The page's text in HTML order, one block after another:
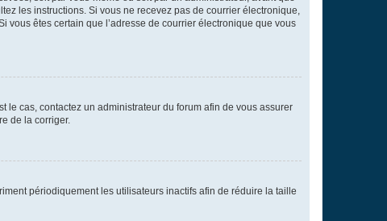
les instructions. Si vous ne recevez pas de courrier électronique,
êtes certain que l’adresse de courrier électronique que vous
le cas, contactez un administrateur du forum afin de vous assurer
de la corriger.
périodiquement les utilisateurs inactifs afin de réduire la taille